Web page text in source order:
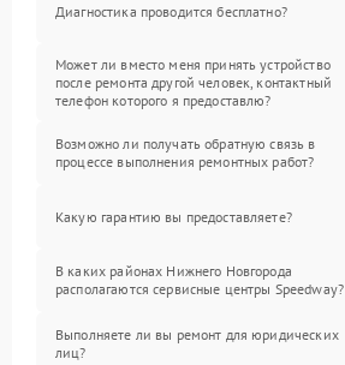
Диагностика проводится бесплатно?
Может ли вместо меня принять устройство
после ремонта другой человек, контактный
телефон которого я предоставлю?
Возможно ли получать обратную связь в
процессе выполнения ремонтных работ?
Какую гарантию вы предоставляете?
В каких районах Нижнего Новгорода
располагаются сервисные центры Speedway?
Выполняете ли вы ремонт для юридических
лиц?